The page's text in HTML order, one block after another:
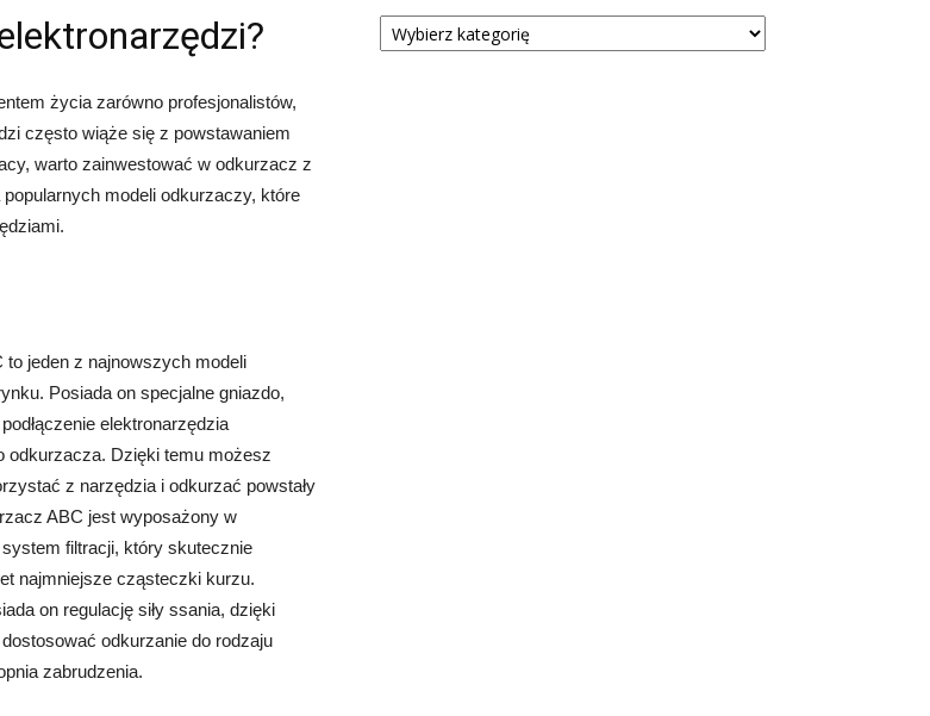
życia zarówno profesjonalistów,
często wiąże się z powstawaniem
warto zainwestować w odkurzacz z
modeli odkurzaczy, które
to jeden z najnowszych modeli
Posiada on specjalne gniazdo,
elektronarzędzia
odkurzacza. Dzięki temu możesz
z narzędzia i odkurzać powstały
ABC jest wyposażony w
filtracji, który skutecznie
najmniejsze cząsteczki kurzu.
on regulację siły ssania, dzięki
odkurzanie do rodzaju
zabrudzenia.
Kategorie